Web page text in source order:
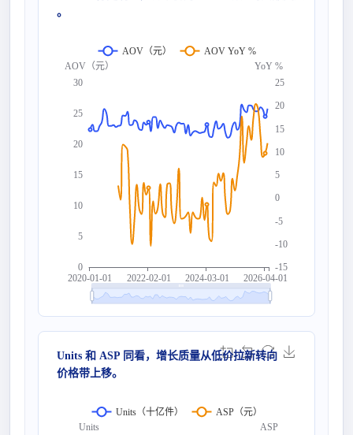
AOV（元） YoY %
0
5
10
15
20
25
30
-15
-10
-5
0
5
10
15
20
25
2020-01-01 2022-02-01 2024-03-01 2026-04-01
AOV（元） AOV YoY %
。
Units ASP
Units（十亿件） ASP（元）
Units 和 ASP 同看，增长质量从低价拉新转向
价格带上移。